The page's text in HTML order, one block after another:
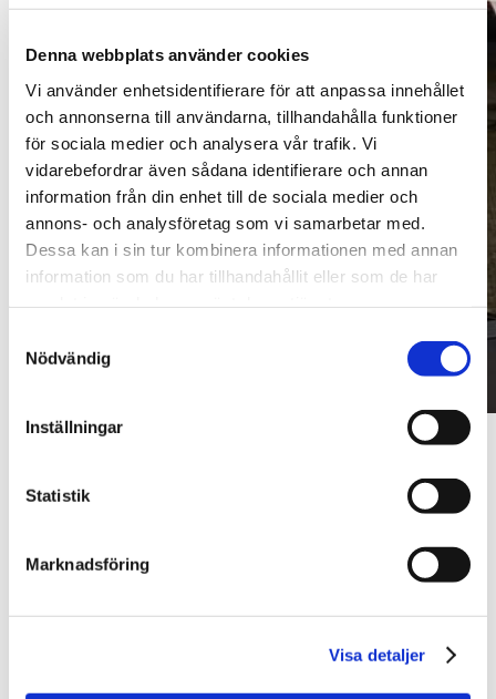
Denna webbplats använder cookies
Vi använder enhetsidentifierare för att anpassa innehållet
och annonserna till användarna, tillhandahålla funktioner
för sociala medier och analysera vår trafik. Vi
vidarebefordrar även sådana identifierare och annan
information från din enhet till de sociala medier och
annons- och analysföretag som vi samarbetar med.
Dessa kan i sin tur kombinera informationen med annan
information som du har tillhandahållit eller som de har
Nödvändig
Inställningar
Statistik
Marknadsföring
Visa detaljer
22 maj har vi en körkonsert med livemusik i Saxnäs
Kyrka!
Fler än alla flitiga som utgör fotot kommer att